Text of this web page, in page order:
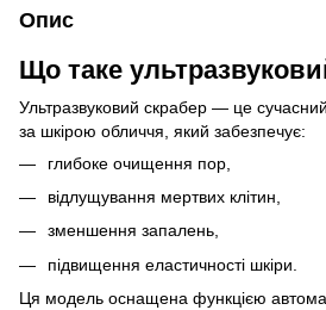
Опис
Що таке
Ультразвуковий скрабер — це
за шкірою обличчя, який забезпечує:
глибоке очищення пор,
відлущування мертвих клітин,
зменшення запалень,
підвищення еластичності шкіри.
Ця модель оснащена функцією